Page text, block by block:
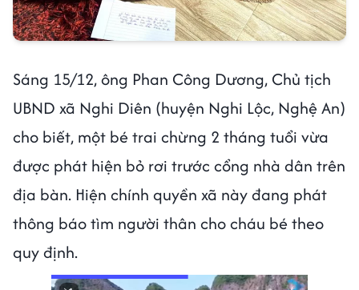
Sáng 15/12, ông Phan Công Dương, Chủ tịch
UBND xã Nghi Diên (huyện Nghi Lộc, Nghệ An)
cho biết, một bé trai chừng 2 tháng tuổi vừa
được phát hiện bỏ rơi trước cổng nhà dân trên
địa bàn. Hiện chính quyền xã này đang phát
thông báo tìm người thân cho cháu bé theo
quy định.